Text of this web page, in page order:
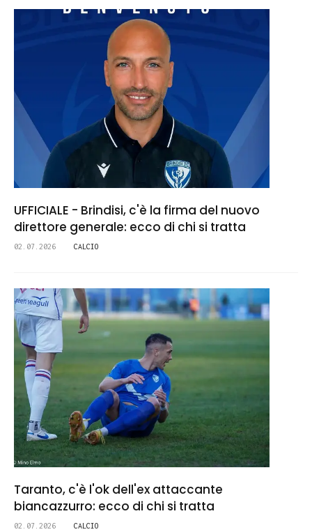
UFFICIALE - Brindisi, c'è la firma del nuovo
direttore generale: ecco di chi si tratta
02.07.2026 CALCIO
Taranto, c'è l'ok dell'ex attaccante
biancazzurro: ecco di chi si tratta
02.07.2026 CALCIO